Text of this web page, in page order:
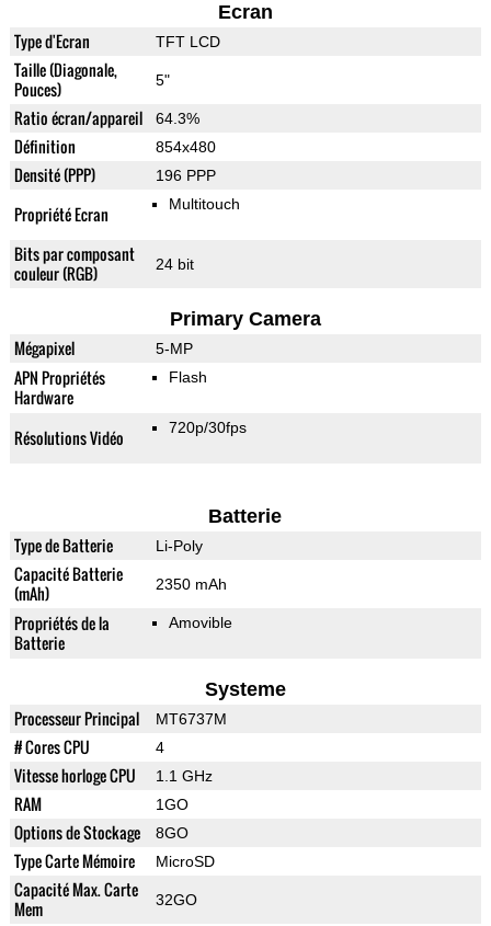
Ecran
Type d'Ecran TFT LCD
Taille (Diagonale,
Pouces)
5"
Ratio écran/appareil 64.3%
Définition 854x480
Densité (PPP) 196 PPP
Propriété Ecran Multitouch
Bits par composant
couleur (RGB)
24 bit
Primary Camera
Mégapixel 5-MP
APN Propriétés
Hardware
Flash
Résolutions Vidéo 720p/30fps
Batterie
Type de Batterie Li-Poly
Capacité Batterie
(mAh)
2350 mAh
Propriétés de la
Batterie
Amovible
Systeme
Processeur Principal MT6737M
# Cores CPU 4
Vitesse horloge CPU 1.1 GHz
RAM 1GO
Options de Stockage 8GO
Type Carte Mémoire MicroSD
Capacité Max. Carte
Mem
32GO